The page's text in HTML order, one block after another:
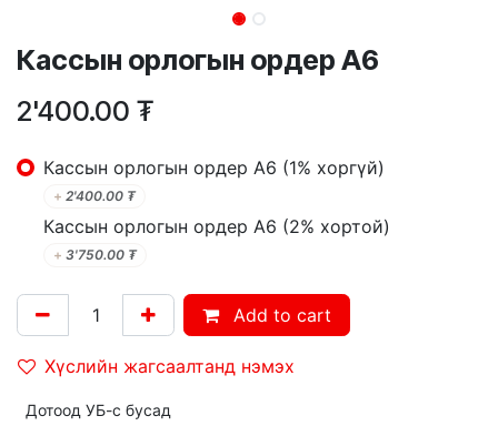
Кассын орлогын ордер А6
2'400.00 ₮
Кассын орлогын ордер А6 (1% хоргүй)
+ 2'400.00₮
Кассын орлогын ордер А6 (2% хортой)
+ 3'750.00₮
Add to cart
Хүслийн жагсаалтанд нэмэх
Дотоод УБ-с бусад